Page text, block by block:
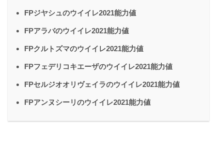
FPジヤシュのウイイレ2021能力値
FPアラバのウイイレ2021能力値
FPクルトズマのウイイレ2021能力値
FPフェデリコキエーザのウイイレ2021能力値
FPセルジオオリヴェイラのウイイレ2021能力値
FPアンヌシーリのウイイレ2021能力値